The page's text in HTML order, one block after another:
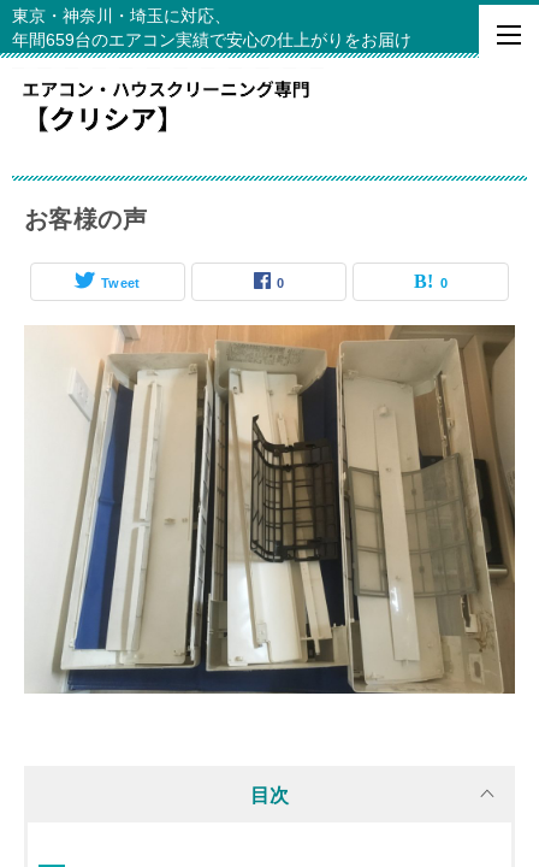
東京・神奈川・埼玉に対応、
年間659台のエアコン実績で安心の仕上がりをお届け
お客様の声
Tweet 0 0
目次